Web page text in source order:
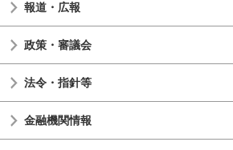
報道・広報
政策・審議会
法令・指針等
金融機関情報